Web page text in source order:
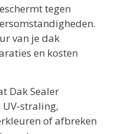
tegen
van je dak
en kosten
Dak Sealer
straling,
of afbreken